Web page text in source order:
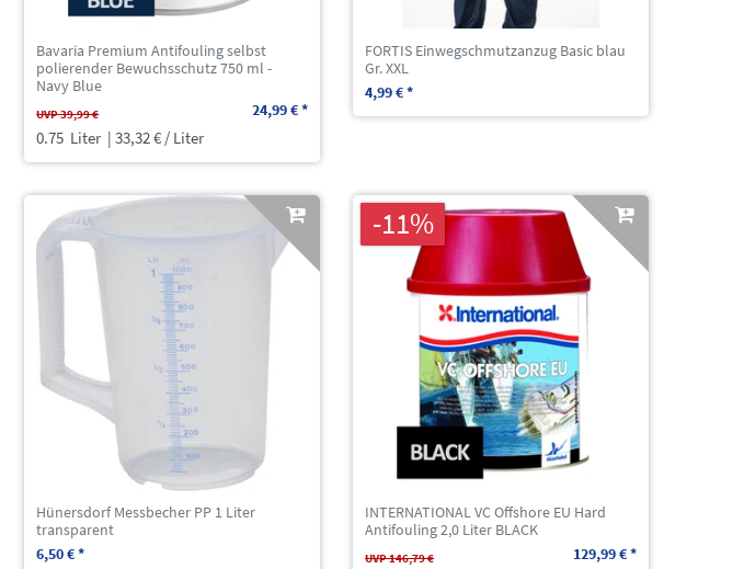
Bavaria Premium Antifouling selbst
polierender Bewuchsschutz 750 ml -
Navy Blue
UVP 39,99 € 24,99 € *
0.75 Liter | 33,32 € / Liter
FORTIS Einwegschmutzanzug Basic blau
Gr. XXL
4,99 € *
Hünersdorf Messbecher PP 1 Liter
transparent
6,50 € *
-11%
INTERNATIONAL VC Offshore EU Hard
Antifouling 2,0 Liter BLACK
UVP 146,79 € 129,99 € *